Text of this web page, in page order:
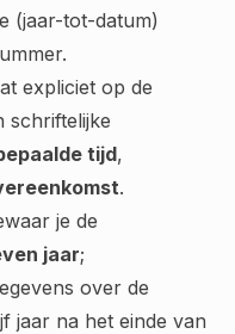
(jaar-tot-datum)
expliciet op de
schriftelijke
tijd,
.
je de
jaar;
over de
jaar na het einde van